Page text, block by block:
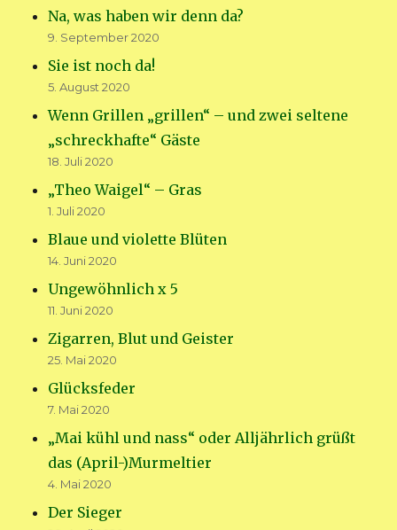
Na, was haben wir denn da?
9. September 2020
Sie ist noch da!
5. August 2020
Wenn Grillen „grillen“ – und zwei seltene
„schreckhafte“ Gäste
18. Juli 2020
„Theo Waigel“ – Gras
1. Juli 2020
Blaue und violette Blüten
14. Juni 2020
Ungewöhnlich x 5
11. Juni 2020
Zigarren, Blut und Geister
25. Mai 2020
Glücksfeder
7. Mai 2020
„Mai kühl und nass“ oder Alljährlich grüßt
das (April-)Murmeltier
4. Mai 2020
Der Sieger